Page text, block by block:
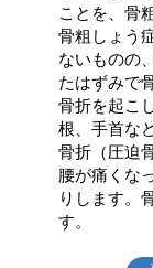
ことを、骨
骨粗しょう
ないものの
たはずみで
骨折を起こ
根、手首な
骨折（圧迫
腰が痛くな
りします。
す。